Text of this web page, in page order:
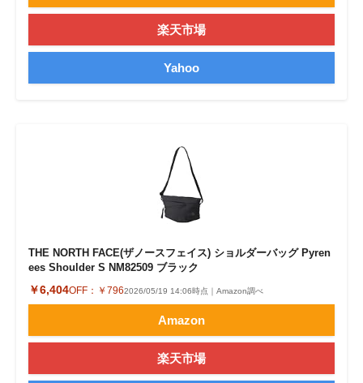
楽天市場
Yahoo
THE NORTH FACE(ザノースフェイス) ショルダーバッグ Pyren
ees Shoulder S NM82509 ブラック
￥6,404OFF： ￥7962026/05/19 14:06時点｜Amazon調べ
Amazon
楽天市場